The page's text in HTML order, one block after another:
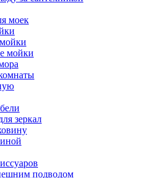
моек
мойки
зеркал
подводом